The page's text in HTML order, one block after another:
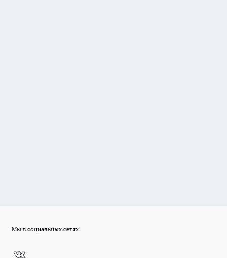
Мы в социальных сетях